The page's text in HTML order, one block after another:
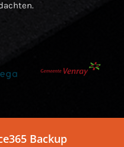
Backup